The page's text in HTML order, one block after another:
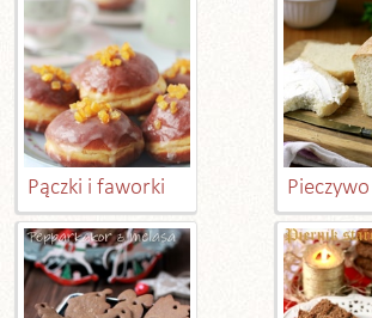
Pączki i faworki Pieczywo